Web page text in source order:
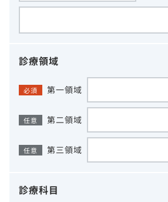
診療領域
必須 第一領域
任意 第二領域
任意 第三領域
診療科目